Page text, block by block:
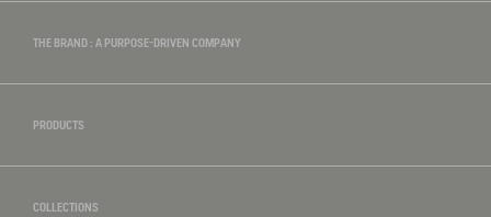
THE BRAND : A PURPOSE-DRIVEN COMPANY
PRODUCTS
COLLECTIONS